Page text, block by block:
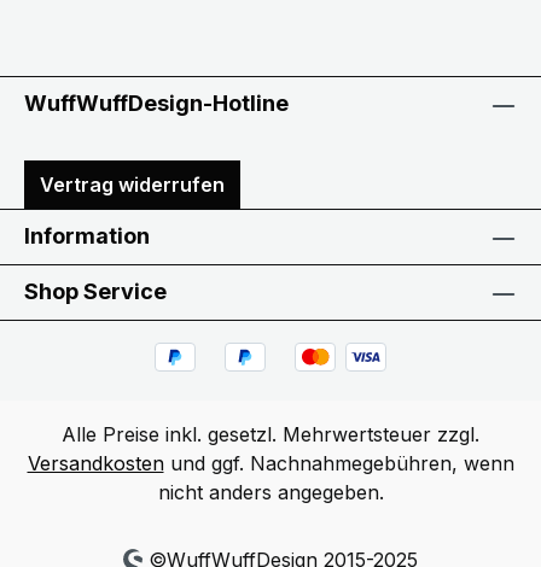
WuffWuffDesign-Hotline
Vertrag widerrufen
Information
Shop Service
Alle Preise inkl. gesetzl. Mehrwertsteuer zzgl.
Versandkostenund ggf. Nachnahmegebühren, wenn
nicht anders angegeben.
©WuffWuffDesign 2015-2025